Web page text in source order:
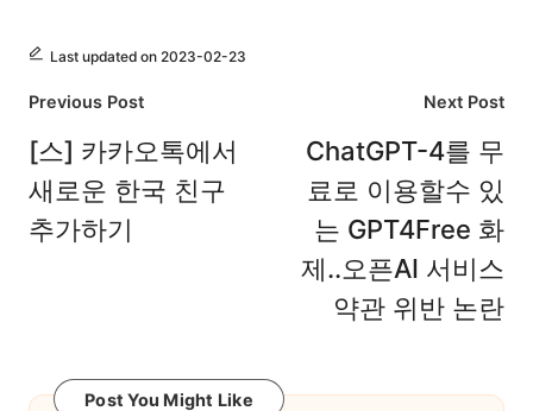
Last updated on 2023-02-23
Post
navigation
Previous Post
[스] 카카오톡에서
새로운 한국 친구
추가하기
Next Post
ChatGPT-4를 무
료로 이용할수 있
는 GPT4Free 화
제..오픈AI 서비스
약관 위반 논란
Post You Might Like